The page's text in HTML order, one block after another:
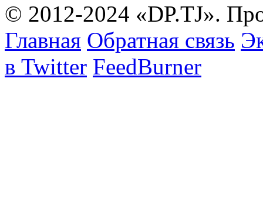
© 2012-2024 «DP.TJ».
Главная Обратная связь
в Twitter FeedBurner